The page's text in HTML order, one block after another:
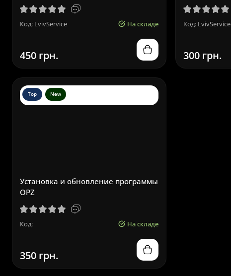
Код: LvivService На складе
450 грн.
Код: LvivService
300 грн.
Top New
Установка и обновление программы
OPZ
Код: На складе
350 грн.